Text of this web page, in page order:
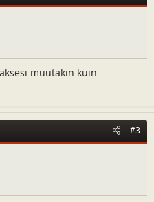
muutakin kuin
#3